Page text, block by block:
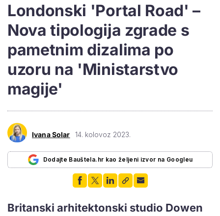
Londonski 'Portal Road' –
Nova tipologija zgrade s
pametnim dizalima po
uzoru na 'Ministarstvo
magije'
Ivana Solar 14. kolovoz 2023.
Dodajte Bauštela.hr kao željeni izvor na Googleu
Britanski arhitektonski studio Dowen